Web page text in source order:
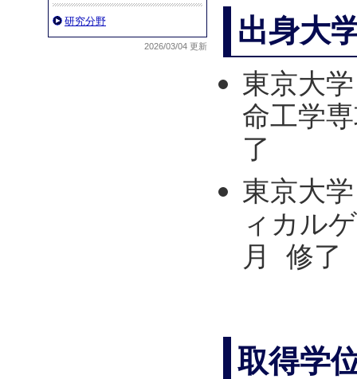
研究分野
2026/03/04 更新 出身大
東京大
命工学
了
東京大
ィカル
月 修了
取得学